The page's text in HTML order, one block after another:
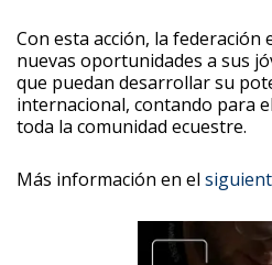
Con esta acción, la
nuevas oportunidades a sus
que puedan desarrollar su
internacional, contando para
toda la comunidad ecuestre.
Más información en el